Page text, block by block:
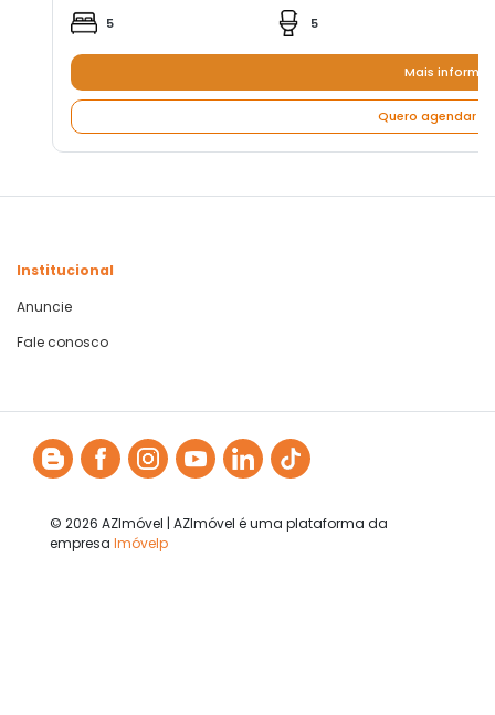
5 5
Mais
Quero agendar
Institucional
Anuncie
Fale conosco
© 2026 AZImóvel | AZImóvel é uma plataforma da
empresa Imóvelp